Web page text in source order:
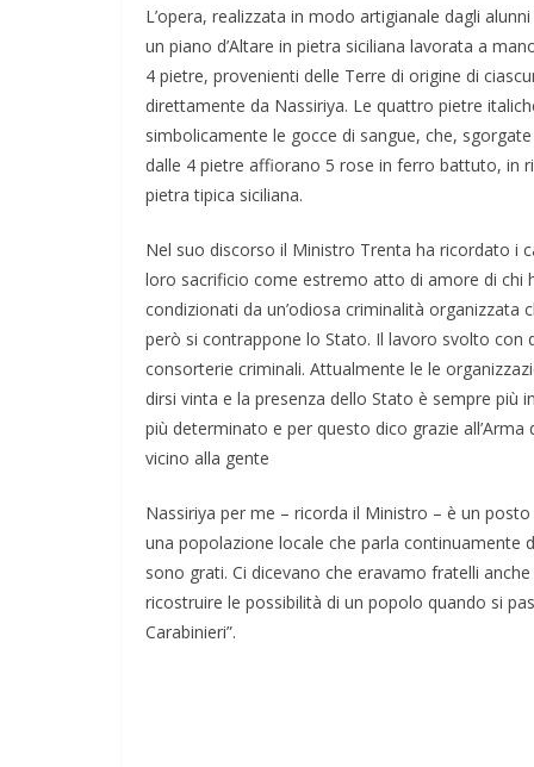
L’opera, realizzata in modo artigianale dagli
un piano d’Altare in pietra siciliana lavorata a
4 pietre, provenienti delle Terre di origine di
direttamente da Nassiriya. Le quattro pietre
simbolicamente le gocce di sangue, che,
dalle 4 pietre affiorano 5 rose in ferro battuto, in
pietra tipica siciliana.
Nel suo discorso il Ministro Trenta ha ricordato i
loro sacrificio come estremo atto di amore di chi
condizionati da un’odiosa criminalità
però si contrappone lo Stato. Il lavoro svolto con
consorterie criminali. Attualmente le le
dirsi vinta e la presenza dello Stato è sempre
più determinato e per questo dico grazie
vicino alla gente
Nassiriya per me – ricorda il Ministro – è un
una popolazione locale che parla continuamente
sono grati. Ci dicevano che eravamo fratelli
ricostruire le possibilità di un popolo quando si
Carabinieri”.